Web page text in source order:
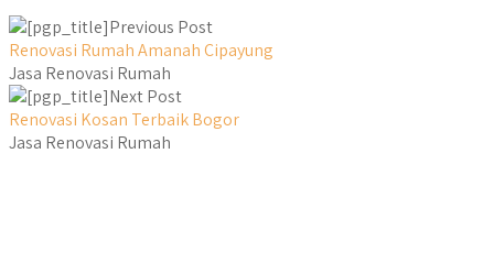
Previous Post
Renovasi Rumah Amanah Cipayung
Jasa Renovasi Rumah
Next Post
Renovasi Kosan Terbaik Bogor
Jasa Renovasi Rumah